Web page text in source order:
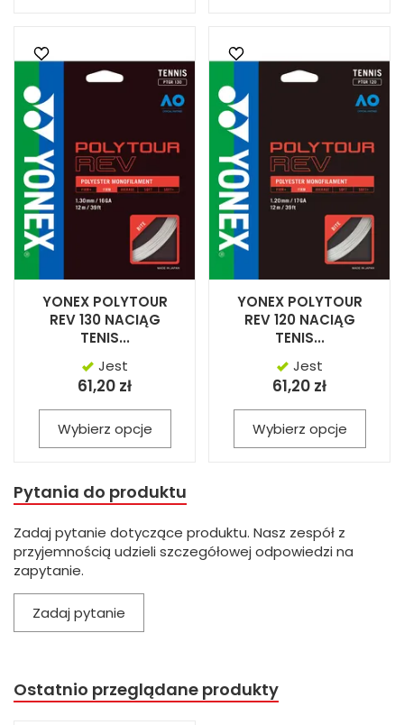
YONEX POLYTOUR
REV 130 NACIĄG
TENIS...
Jest
61,20 zł
Wybierz opcje
YONEX POLYTOUR
REV 120 NACIĄG
TENIS...
Jest
61,20 zł
Wybierz opcje
Pytania do produktu
Zadaj pytanie dotyczące produktu. Nasz zespół z
przyjemnością udzieli szczegółowej odpowiedzi na
zapytanie.
Zadaj pytanie
Ostatnio przeglądane produkty